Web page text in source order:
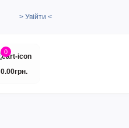
> Увійти <
0
0.00грн.